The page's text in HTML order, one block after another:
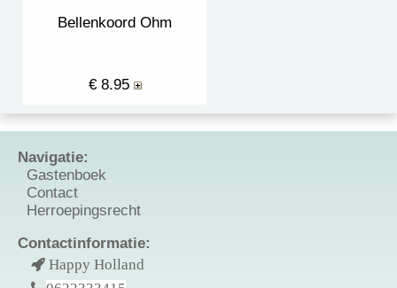
Bellenkoord Ohm
€ 8.95
Navigatie:
Gastenboek
Contact
Herroepingsrecht
Contactinformatie:
Happy Holland